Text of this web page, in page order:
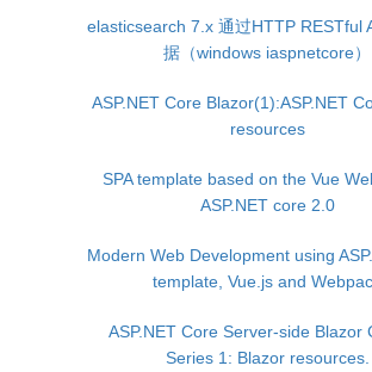
elasticsearch 7.x 通过HTTP RESTful
据（windows iaspnetcore）
ASP.NET Core Blazor(1):ASP.NET
resources
SPA template based on the Vue
ASP.NET core 2.0
Modern Web Development using
template, Vue.js and
ASP.NET Core Server-side Blazor
Series 1: Blazor resources.